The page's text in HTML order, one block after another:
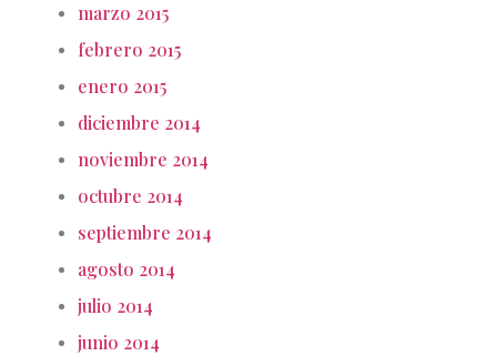
marzo 2015
febrero 2015
enero 2015
diciembre 2014
noviembre 2014
octubre 2014
septiembre 2014
agosto 2014
julio 2014
junio 2014